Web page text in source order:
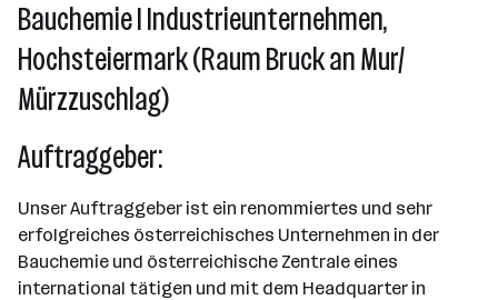
Bauchemie I Industrieunternehmen,
Hochsteiermark (Raum Bruck an Mur/
Mürzzuschlag)
Auftraggeber:
Unser Auftraggeber ist ein renommiertes und sehr
erfolgreiches österreichisches Unternehmen in der
Bauchemie und österreichische Zentrale eines
international tätigen und mit dem Headquarter in